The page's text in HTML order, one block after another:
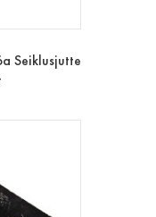
Seiklusjutte